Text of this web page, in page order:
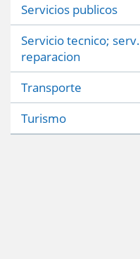
Servicios publicos
Servicio tecnico;
reparacion
Transporte
Turismo